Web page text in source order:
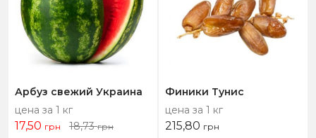
Арбуз свежий Украина
цена за 1 кг
17,50 грн 18,73грн
Финики Тунис
цена за 1 кг
215,80 грн